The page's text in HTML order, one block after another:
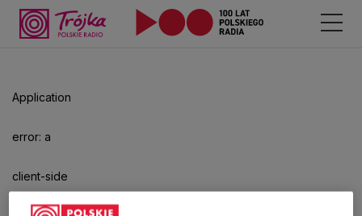
Application
error: a
client-side